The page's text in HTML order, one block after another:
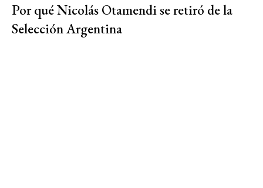
Por qué Nicolás Otamendi se retiró de la
Selección Argentina